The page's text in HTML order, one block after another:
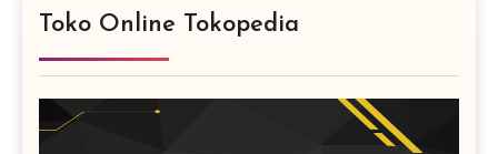
Toko Online Tokopedia